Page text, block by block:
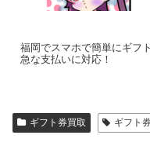
福岡でスマホで簡単にギフ
急な支払いに対応！
ギフト券買取 ギフト